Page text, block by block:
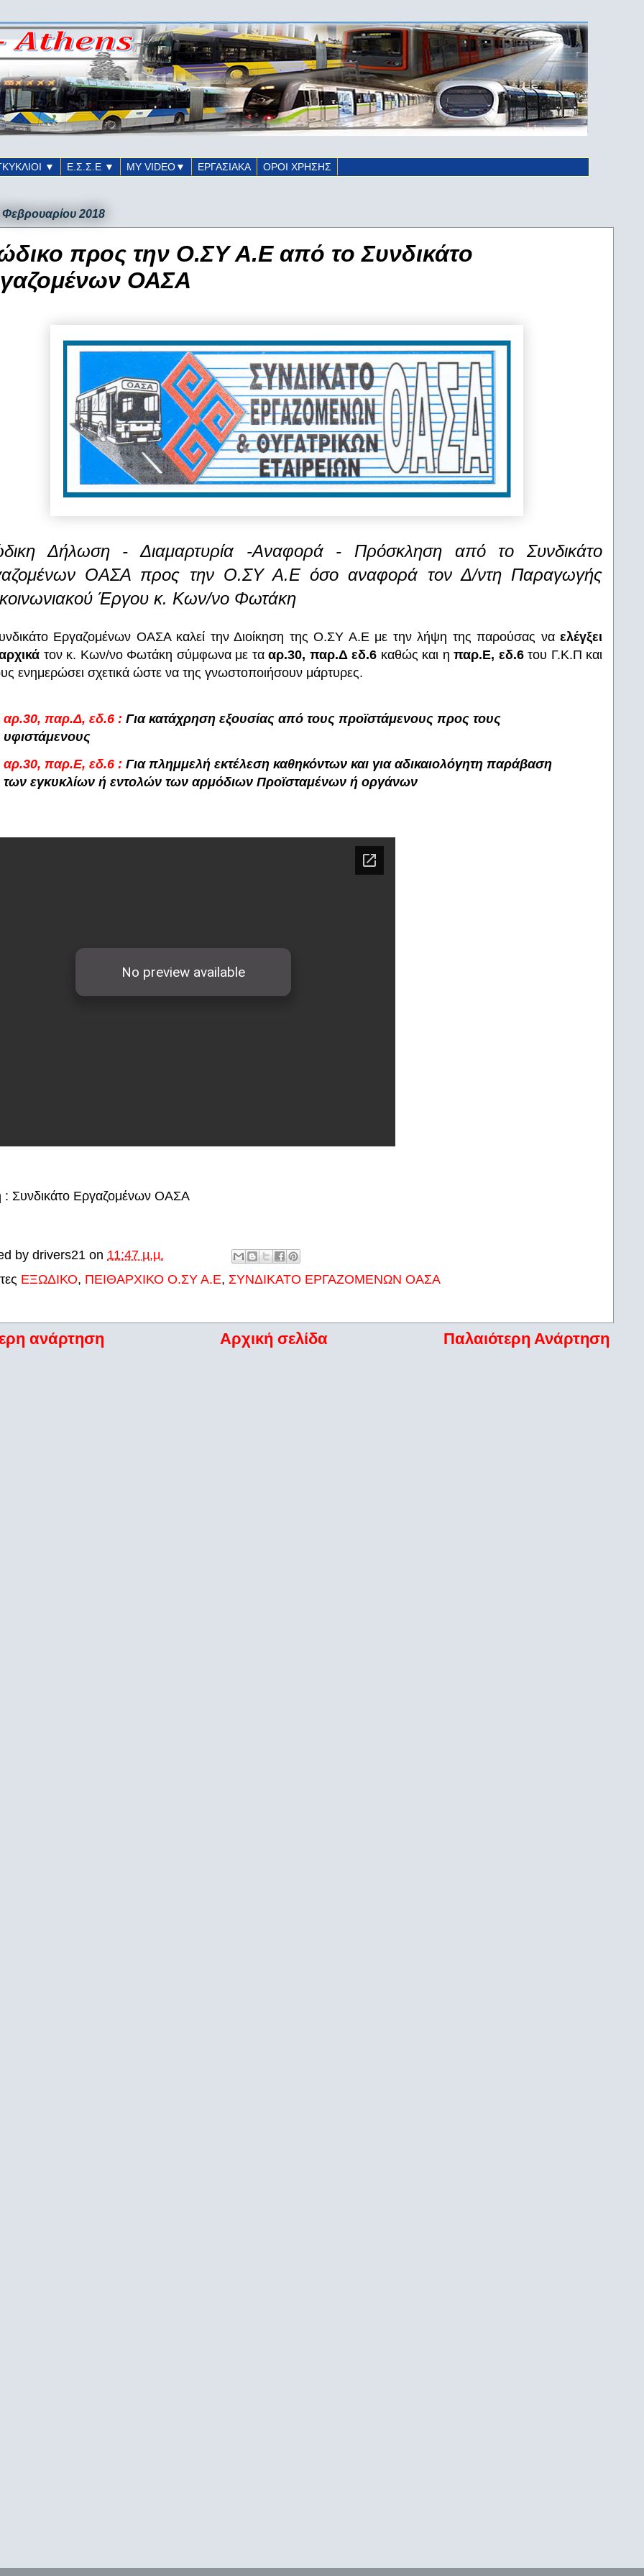
▼ Ε.Σ.Σ.Ε ▼ ΜΥ VIDEO▼ ΕΡΓΑΣΙΑΚΑ ΟΡΟΙ ΧΡΗΣΗΣ
Φεβρουαρίου 2018
προς την Ο.ΣΥ Α.Ε από το Συνδικάτο
ΟΑΣΑ
Δήλωση - Διαμαρτυρία -Αναφορά - Πρόσκληση από το Συνδικάτο
ΟΑΣΑ προς την Ο.ΣΥ Α.Ε όσο αναφορά τον Δ/ντη Παραγωγής
Έργου κ. Κων/νο Φωτάκη
Εργαζομένων ΟΑΣΑ καλεί την Διοίκηση της Ο.ΣΥ Α.Ε με την λήψη της παρούσας να ελέγξει
τον κ. Κων/νο Φωτάκη σύμφωνα με τα αρ.30, παρ.Δ εδ.6 καθώς και η παρ.Ε, εδ.6 του Γ.Κ.Π και
ενημερώσει σχετικά ώστε να της γνωστοποιήσουν μάρτυρες.
αρ.30, παρ.Δ, εδ.6 : Για κατάχρηση εξουσίας από τους προϊστάμενους προς τους
υφιστάμενους
αρ.30, παρ.Ε, εδ.6 : Για πλημμελή εκτέλεση καθηκόντων και για αδικαιολόγητη παράβαση
των εγκυκλίων ή εντολών των αρμόδιων Προϊσταμένων ή οργάνων
: Συνδικάτο Εργαζομένων ΟΑΣΑ
by drivers21 on 11:47 μ.μ.
ΕΞΩΔΙΚΟ, ΠΕΙΘΑΡΧΙΚΟ Ο.ΣΥ Α.Ε, ΣΥΝΔΙΚΑΤΟ ΕΡΓΑΖΟΜΕΝΩΝ ΟΑΣΑ
ανάρτηση Παλαιότερη Ανάρτηση
Αρχική σελίδα